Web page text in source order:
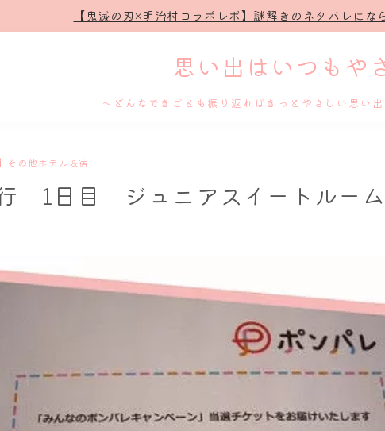
【鬼滅の刃×明治村コラボレポ】謎解きのネタバレに
思い出はいつもや
～どんなできごとも振り返ればきっとやさしい思い
プロフィール
ホテル滞在記
舞台・ライブ
その他ホテル＆宿
行 1日目 ジュニアスイートルー